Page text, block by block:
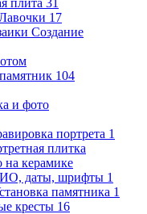
плита 31
17
Создание
104
и фото
портрета 1
плитка
на керамике
даты, шрифты 1
памятника 1
кресты 16